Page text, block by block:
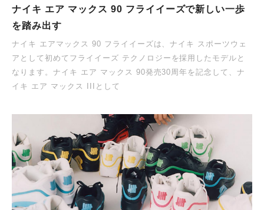
ナイキ エア マックス 90 フライイーズで新しい一歩
を踏み出す
ナイキ エアマックス 90 フライイーズは、ナイキ スポーツウェ
アとして初めてフライイーズ テクノロジーを採用したモデルと
なります。ナイキ エア マックス 90発売30周年を記念して、ナ
イキ エア マックス IIIとして